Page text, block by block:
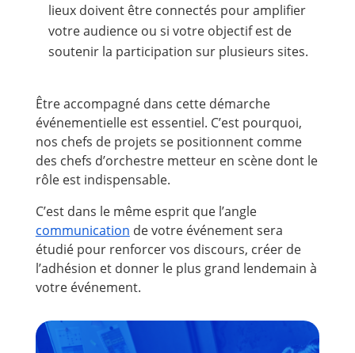
lieux doivent être connectés pour amplifier
votre audience ou si votre objectif est de
soutenir la participation sur plusieurs sites.
Être accompagné dans cette démarche
événementielle est essentiel. C’est pourquoi,
nos chefs de projets se positionnent comme
des chefs d’orchestre metteur en scène dont le
rôle est indispensable.
C’est dans le même esprit que l’angle
communication de votre événement sera
étudié pour renforcer vos discours, créer de
l’adhésion et donner le plus grand lendemain à
votre événement.